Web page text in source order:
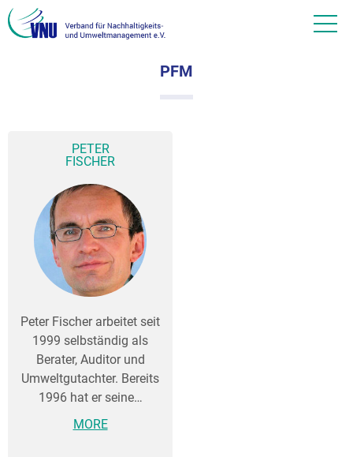
PFM
PETER
FISCHER
Peter Fischer arbeitet seit
1999 selbständig als
Berater, Auditor und
Umweltgutachter. Bereits
1996 hat er seine…
MORE